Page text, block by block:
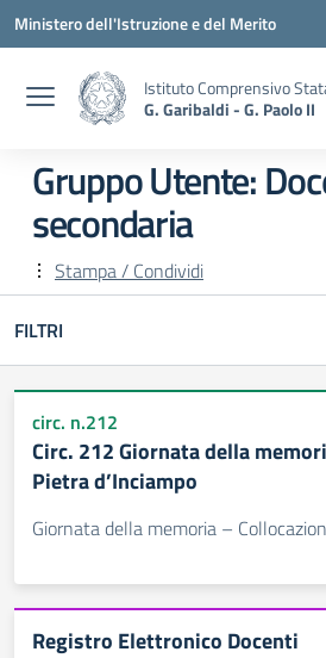
Vai ai contenuti
Vai al menu di navigazione
Vai al footer
Ministero dell'Istruzione e del Merito
Istituto Comprensivo
G. Garibaldi - G. Paolo II
Gruppo Utente:
secondaria
Stampa / Condividi
FILTRI
circ. n.212
Circ. 212 Giornata della
Pietra d’Inciampo
Giornata della memoria –
Registro Elettronico Docenti